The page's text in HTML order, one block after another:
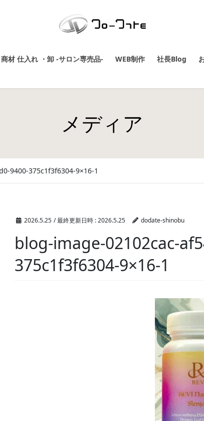
材 仕入れ ・卸 -サロン専売品- WEB制作 社長Blog
メディア
9400-375c1f3f6304-9×16-1
2026.5.25 / 最終更新日時 :2026.5.25 dodate-shinobu
blog-image-02102cac-
375c1f3f6304-9×16-1